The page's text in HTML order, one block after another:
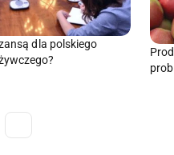
dla polskiego
Pagination